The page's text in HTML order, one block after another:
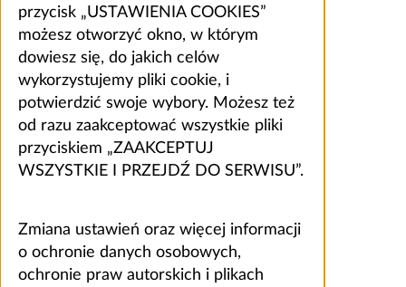
przycisk „USTAWIENIA COOKIES”
możesz otworzyć okno, w którym
dowiesz się, do jakich celów
wykorzystujemy pliki cookie, i
potwierdzić swoje wybory. Możesz też
od razu zaakceptować wszystkie pliki
przyciskiem „ZAAKCEPTUJ
WSZYSTKIE I PRZEJDŹ DO SERWISU”.
Zmiana ustawień oraz więcej informacji
o ochronie danych osobowych,
ochronie praw autorskich i plikach